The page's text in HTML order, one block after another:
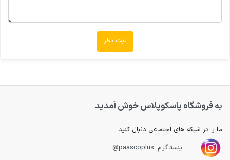
ثبت نظر
به فروشگاه پاسکوپلاس خوش آمدید
ما را در شبکه های اجتماعی دنبال کنید
اینستاگرام :paascoplus@